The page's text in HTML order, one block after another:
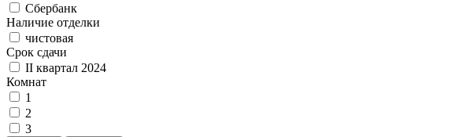
Сбербанк
Наличие отделки
чистовая
Срок сдачи
II квартал 2024
Комнат
1
2
3